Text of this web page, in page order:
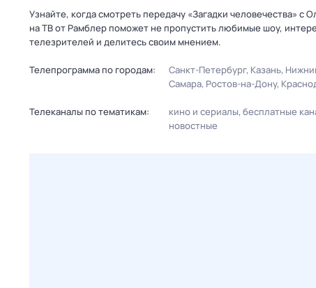
Узнайте, когда смотреть передачу «Загадки человечества»
на ТВ от Рамблер поможет не пропустить любимые шоу,
телезрителей и делитесь своим мнением.
Телепрограмма по городам: Санкт-Петербург Казань
Самара Ростов-на-Дону
Телеканалы по тематикам: кино и сериалы бесплатные
новостные